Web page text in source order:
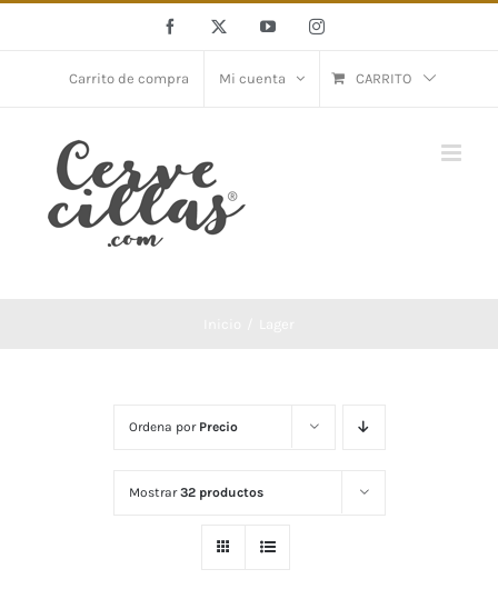
contenido
Facebook YouTubeInstagram
Carrito de compra Mi cuenta CARRITO
Ordena por Precio
Mostrar32 productos